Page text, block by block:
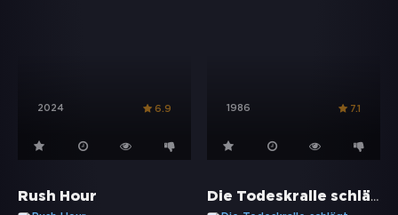
2024 6.9 1986 7.1
Rush Hour Die Todeskralle schlägt wieder zu